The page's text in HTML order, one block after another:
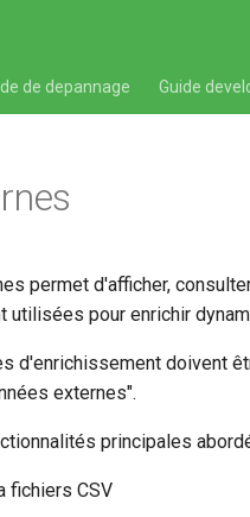
de depannage Guide
permet d'afficher,
utilisées pour enrichir
d'enrichissement doivent
externes".
principales
fichiers CSV